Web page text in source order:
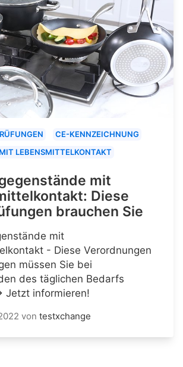
CE-KENNZEICHNUNG
LEBENSMITTELKONTAKT
mit
Diese
brauchen Sie
mit
- Diese Verordnungen
müssen Sie bei
des täglichen Bedarfs
Jetzt informieren!
von testxchange